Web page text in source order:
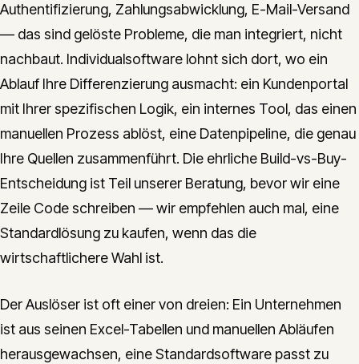
Authentifizierung, Zahlungsabwicklung, E-Mail-Versand
— das sind gelöste Probleme, die man integriert, nicht
nachbaut. Individualsoftware lohnt sich dort, wo ein
Ablauf Ihre Differenzierung ausmacht: ein Kundenportal
mit Ihrer spezifischen Logik, ein internes Tool, das einen
manuellen Prozess ablöst, eine Datenpipeline, die genau
Ihre Quellen zusammenführt. Die ehrliche Build-vs-Buy-
Entscheidung ist Teil unserer Beratung, bevor wir eine
Zeile Code schreiben — wir empfehlen auch mal, eine
Standardlösung zu kaufen, wenn das die
wirtschaftlichere Wahl ist.
Der Auslöser ist oft einer von dreien: Ein Unternehmen
ist aus seinen Excel-Tabellen und manuellen Abläufen
herausgewachsen, eine Standardsoftware passt zu